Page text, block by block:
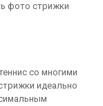
фото стрижки
со многими
идеально